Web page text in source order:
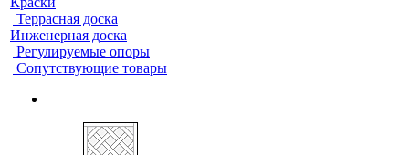
Террасная доска
Инженерная доска
Регулируемые опоры
Сопутствующие товары